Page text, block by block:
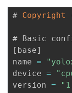
# Copyright
[ base]
name =
device =
version =